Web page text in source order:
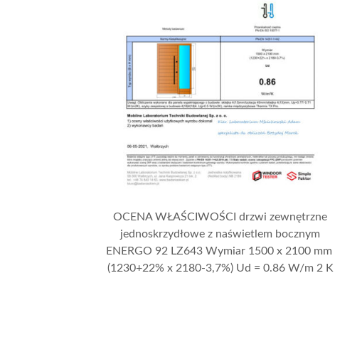
OCENA WŁAŚCIWOŚCI drzwi zewnętrzne
jednoskrzydłowe z naświetlem bocznym
ENERGO 92 LZ643 Wymiar 1500 x 2100 mm
(1230+22% x 2180-3,7%) Ud = 0.86 W/m 2 K